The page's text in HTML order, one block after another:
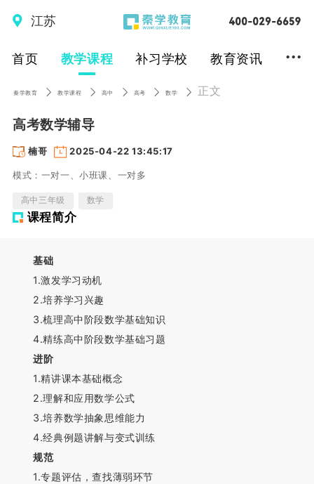
江苏
首页 教学课程 补习学校 教育资讯 ...
秦学教育 教学课程 高中 高考 数学 正文
高考数学辅导
楠哥 2025-04-22 13:45:17
模式：一对一、小班课、一对多
高中三年级 数学
课程简介
基础
1.激发学习动机
2.培养学习兴趣
3.梳理高中阶段数学基础知识
4.精练高中阶段数学基础习题
进阶
1.精讲课本基础概念
2.理解和应用数学公式
3.培养数学抽象思维能力
4.经典例题讲解与变式训练
规范
1.专题评估，查找薄弱环节